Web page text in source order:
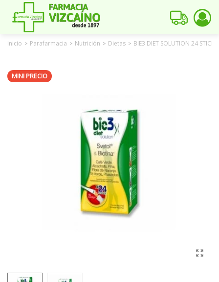
Inicio > Parafarmacia > Nutrición > Dietas > BIE3 DIET SOLUTION 24 STICKS
MINI PRECIO